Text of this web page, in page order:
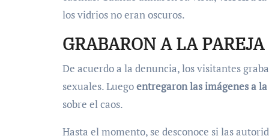
los vidrios no eran oscuros.
GRABARON A LA PAREJA
De acuerdo a la denuncia, los visitantes
sexuales. Luegoentregaron las imágenes a
sobre el caos.
Hasta el momento, se desconoce si las